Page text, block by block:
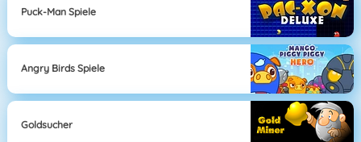
Puck-Man Spiele
Angry Birds Spiele
Goldsucher